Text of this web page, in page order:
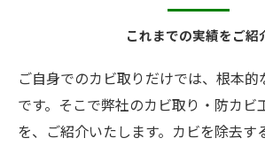
これまでの実績をご紹
ご自身でのカビ取りだけでは、根本
です。そこで弊社のカビ取り・防カビ
を、ご紹介いたします。カビを除去す